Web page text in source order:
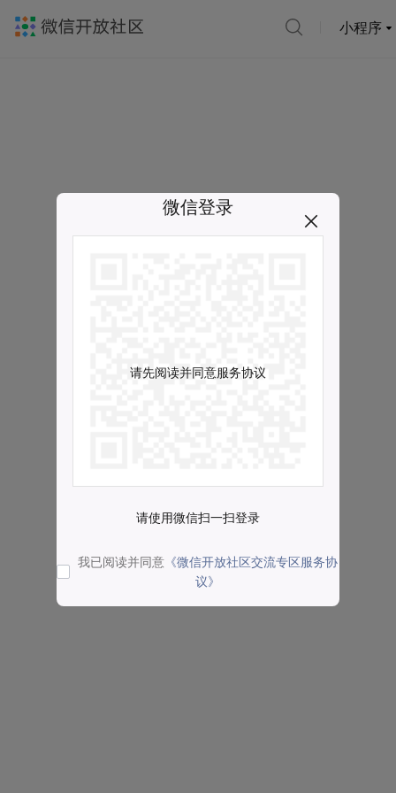
小程序
微信登录
请先阅读并同意服务协议
请使用微信扫一扫登录
我已阅读并同意 《微信开放社区交流专区服务协
议》